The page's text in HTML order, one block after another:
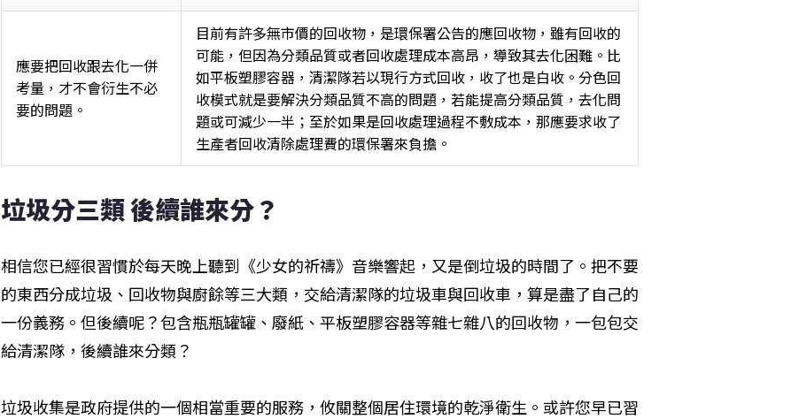
應要把回收跟去化一併
考量，才不會衍生不必
要的問題。
目前有許多無市價的回收物，是環保署公告的應回收物，雖有回收的
可能，但因為分類品質或者回收處理成本高昂，導致其去化困難。比
如平板塑膠容器，清潔隊若以現行方式回收，收了也是白收。分色回
收模式就是要解決分類品質不高的問題，若能提高分類品質，去化問
題或可減少一半；至於如果是回收處理過程不敷成本，那應要求收了
生產者回收清除處理費的環保署來負擔。
垃圾分三類 後續誰來分？
相信您已經很習慣於每天晚上聽到《少女的祈禱》音樂響起，又是倒垃圾的時間了。把不要
的東西分成垃圾、回收物與廚餘等三大類，交給清潔隊的垃圾車與回收車，算是盡了自己的
一份義務。但後續呢？包含瓶瓶罐罐、廢紙、平板塑膠容器等雜七雜八的回收物，一包包交
給清潔隊，後續誰來分類？
垃圾收集是政府提供的一個相當重要的服務，攸關整個居住環境的乾淨衛生。或許您早已習